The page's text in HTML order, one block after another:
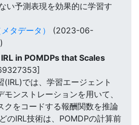
い予測表現を効果的に学習す
タデータ）
(2023-06-
in POMDPs that Scales
(IRL)では、学習エージェント
モンストレーションを用いて、
クをコードする報酬関数を推論
のIRL技術は、POMDPの計算前